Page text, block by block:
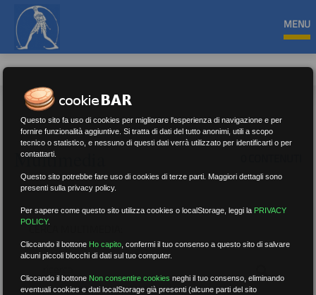
MENU
Multimedia
CERCA MULTIMEDIA:
Questo sito fa uso di cookies per migliorare l'esperienza di navigazione e per
fornire funzionalità aggiuntive. Si tratta di dati del tutto anonimi, utili a scopo
tecnico o statistico, e nessuno di questi dati verrà utilizzato per identificarti o per
contattarti.
Questo sito potrebbe fare uso di cookies di terze parti. Maggiori dettagli sono
presenti sulla privacy policy.
Per sapere come questo sito utilizza cookies o localStorage, leggi la PRIVACY
POLICY.
Cliccando il bottone Ho capito,confermi il tuo consenso a questo sito di salvare
alcuni piccoli blocchi di dati sul tuo computer.
Cliccando il bottone Non consentire cookies neghi il tuo consenso, eliminando
eventuali cookies e dati localStorage già presenti (alcune parti del sito